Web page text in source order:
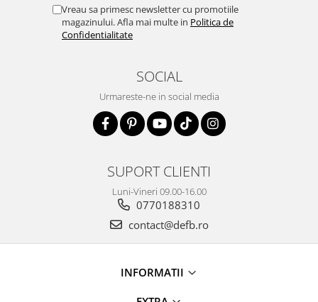
Vreau sa primesc newsletter cu promotiile
magazinului. Afla mai multe in Politica de
Confidentialitate
SOCIAL
Urmareste-ne in social media
SUPORT CLIENTI
Luni-Vineri 09.00-16.00
0770188310
contact@defb.ro
INFORMATII